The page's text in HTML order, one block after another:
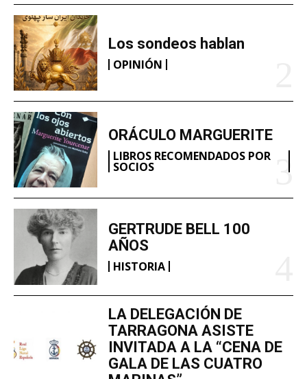
Los sondeos hablan
OPINIÓN
ORÁCULO MARGUERITE
LIBROS RECOMENDADOS POR
SOCIOS
GERTRUDE BELL 100
AÑOS
HISTORIA
LA DELEGACIÓN DE
TARRAGONA ASISTE
INVITADA A LA “CENA DE
GALA DE LAS CUATRO